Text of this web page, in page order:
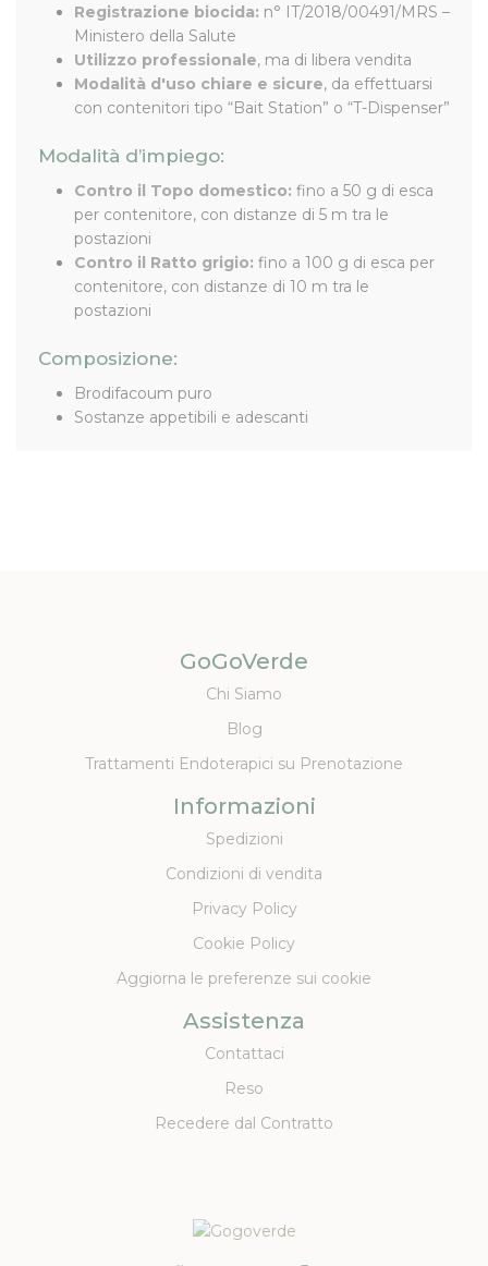
Registrazione biocida: n° IT/2018/00491/MRS –
Ministero della Salute
Utilizzo professionale, ma di libera vendita
Modalità d'uso chiare e sicure, da effettuarsi
con contenitori tipo “Bait Station” o “T-Dispenser”
Modalità d’impiego:
Contro il Topo domestico: fino a 50 g di esca
per contenitore, con distanze di 5 m tra le
postazioni
Contro il Ratto grigio: fino a 100 g di esca per
contenitore, con distanze di 10 m tra le
postazioni
Composizione:
Brodifacoum puro
Sostanze appetibili e adescanti
GoGoVerde
Chi Siamo
Blog
Trattamenti Endoterapici su Prenotazione
Informazioni
Spedizioni
Condizioni di vendita
Privacy Policy
Cookie Policy
Aggiorna le preferenze sui cookie
Assistenza
Contattaci
Reso
Recedere dal Contratto